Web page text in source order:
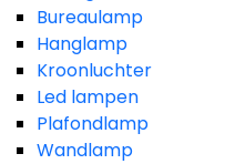
Bureaulamp
Hanglamp
Kroonluchter
Led lampen
Plafondlamp
Wandlamp